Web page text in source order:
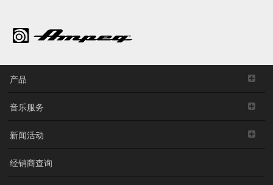
产品
音乐服务
新闻活动
经销商查询